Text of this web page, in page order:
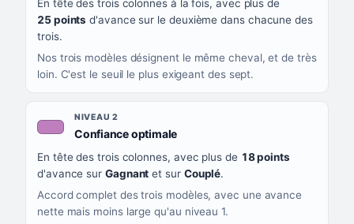
CE QUE CELA VOUS DIT
En tête des trois colonnes à la fois, avec plus de
25 points d'avance sur le deuxième dans chacune des
trois.
Nos trois modèles désignent le même cheval, et de très
loin. C'est le seuil le plus exigeant des sept.
NIVEAU 2
Confiance optimale, couleur mauve
En tête des trois colonnes, avec plus de 18 points
d'avance sur Gagnant et sur Couplé.
Accord complet des trois modèles, avec une avance
nette mais moins large qu'au niveau 1.